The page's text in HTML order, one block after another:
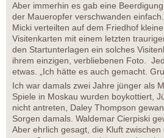
Aber immerhin es gab eine
der Maueropfer verschwanden
Micki verteilten auf dem Friedhof
Visitenkarten mit einem letzten
den Startunterlagen ein solches
ihrem einzigen, verbliebenen Foto.
etwas. „Ich hätte es auch gemacht.
Ich war damals zwei Jahre jünger als
Spiele in Moskau wurden boykottiert,
nicht antreten, Daley Thompson
Sorgen damals. Waldemar Cierpiski
Aber ehrlich gesagt, die Kluft